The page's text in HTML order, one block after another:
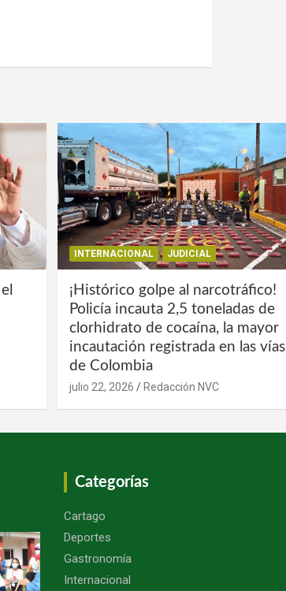
INTERNACIONAL JUDICIAL
¡Histórico golpe al narcotráfico!
Policía incauta 2,5 toneladas de
clorhidrato de cocaína, la mayor
incautación registrada en las vías
de Colombia
julio 22, 2026 Redacción NVC
Categorías
Cartago
Deportes
Gastronomía
Internacional